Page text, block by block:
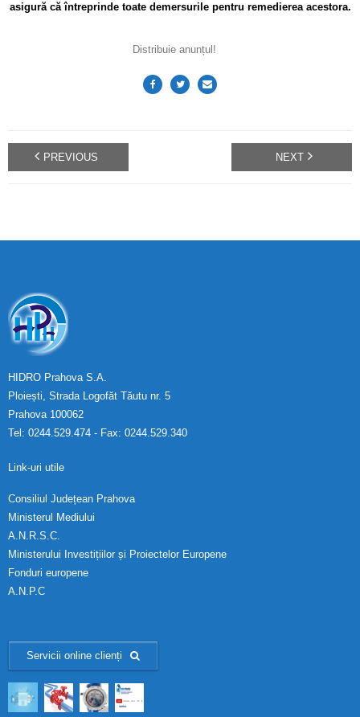
asigură că întreprinde toate demersurile pentru remedierea acestora.
Distribuie anunțul!
PREVIOUS NEXT
HIDRO Prahova S.A.
Ploiești, Strada Logofăt Tăutu nr. 5
Prahova 100062
Tel: 0244.529.474 - Fax: 0244.529.340
Link-uri utile
Consiliul Județean Prahova
Ministerul Mediului
A.N.R.S.C.
Ministerului Investițiilor și Proiectelor Europene
Fonduri europene
A.N.P.C
Servicii online clienți